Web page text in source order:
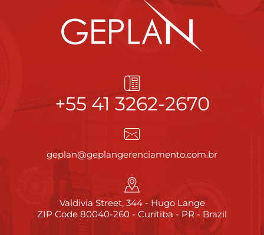
+55 41 3262-2670
geplan@geplangerenciamento.com.br
Valdivia Street, 344 - Hugo Lange
ZIP Code 80040-260 - Curitiba - PR - Brazil